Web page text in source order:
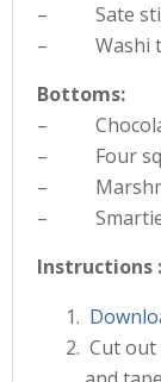
– Sate
– Washi
Bottoms:
–
– Four
–
– Smarties,
Instructions :
Cut out